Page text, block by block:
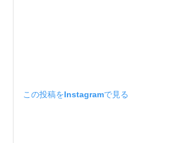
この投稿をInstagramで見る